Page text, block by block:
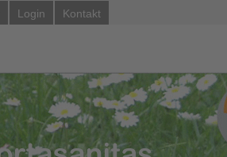
Login Kontakt